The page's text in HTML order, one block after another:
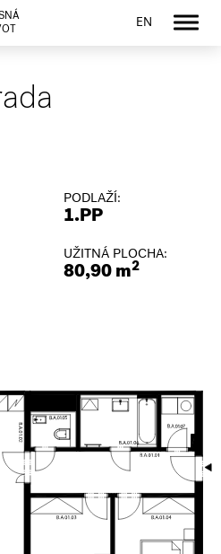
EN
PODLAŽÍ:
1.PP
UŽITNÁ PLOCHA:
80,90 m2